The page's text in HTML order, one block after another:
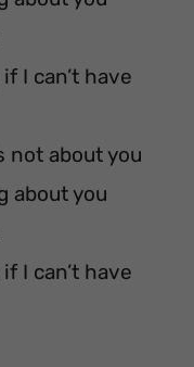
I can’t have
not about you
about you
I can’t have